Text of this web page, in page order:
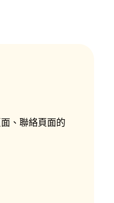
、聯絡頁面的